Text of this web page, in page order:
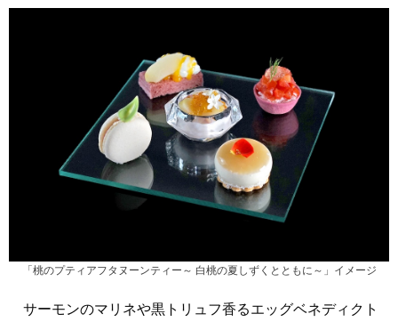
「桃のプティアフタヌーンティー～ 白桃の夏しずくとともに～」イメージ
サーモンのマリネや黒トリュフ香るエッグベネディクト